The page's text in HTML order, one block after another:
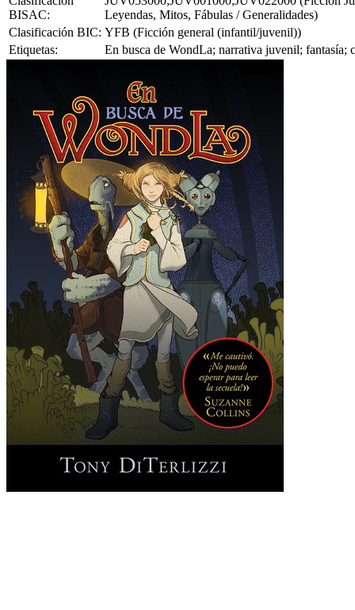
BISAC:
Leyendas, Mitos, Fábulas / Generalidades)
Clasificación BIC: YFB (Ficción general (infantil/juvenil))
Etiquetas:
En busca de WondLa; narrativa juvenil;